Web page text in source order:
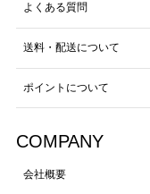
よくある質問
送料・配送について
ポイントについて
COMPANY
会社概要